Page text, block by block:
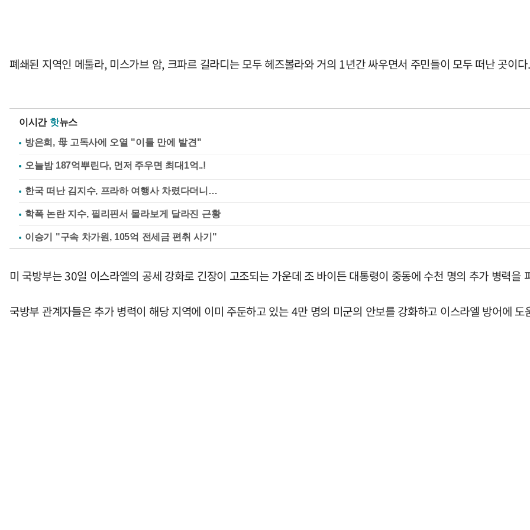
폐쇄된 지역인 메툴라, 미스가브 암, 크파르 길라디는 모두 헤즈볼라와 거의 1년간 싸우면서 주민들이 모두 떠난 곳이다.
이시간 핫뉴스
방은희, 母 고독사에 오열 "이틀 만에 발견"
한국 떠난 김지수, 프라하 여행사 차렸다더니…
학폭 논란 지수, 필리핀서 몰라보게 달라진 근황
이승기 "구속 차가원, 105억 전세금 편취 사기"
미 국방부는 30일 이스라엘의 공세 강화로 긴장이 고조되는 가운데 조 바이든 대통령이 중동에 수천 명의 추가 병력을
국방부 관계자들은 추가 병력이 해당 지역에 이미 주둔하고 있는 4만 명의 미군의 안보를 강화하고 이스라엘 방어에